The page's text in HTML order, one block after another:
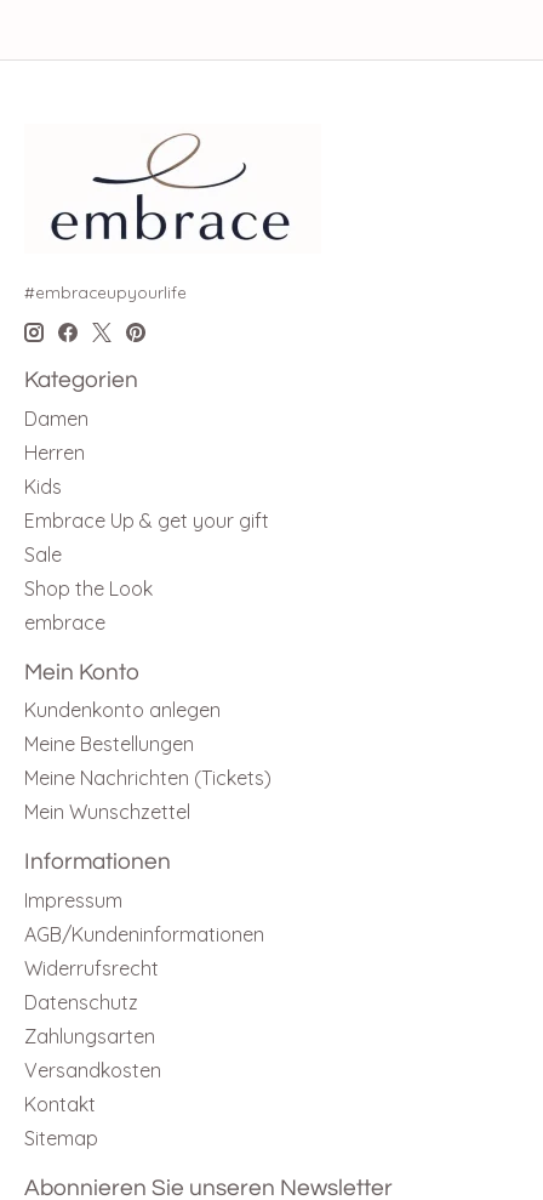
#embraceupyourlife
Kategorien
Damen
Herren
Kids
Embrace Up & get your gift
Sale
Shop the Look
embrace
Mein Konto
Kundenkonto anlegen
Meine Bestellungen
Meine Nachrichten (Tickets)
Mein Wunschzettel
Informationen
Impressum
AGB/Kundeninformationen
Widerrufsrecht
Datenschutz
Zahlungsarten
Versandkosten
Kontakt
Sitemap
Abonnieren Sie unseren Newsletter